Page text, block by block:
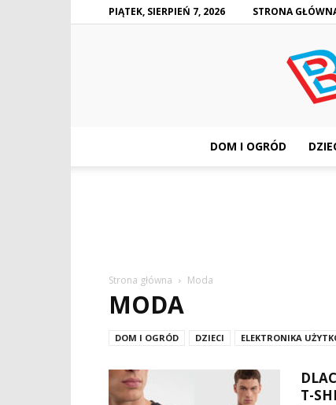
PIĄTEK, SIERPIEŃ 7, 2026 STRONA
DOM I OGRÓD
Strona główna Moda
MODA
DOM I OGRÓD DZIECI ELEKTRONIKA
T-